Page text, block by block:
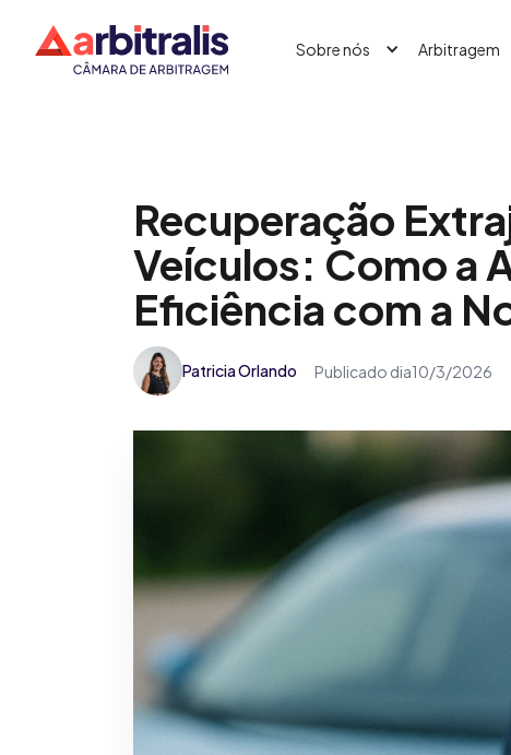
Sobre nós Arbitragem
Recuperação
Veículos: Como a
Eficiência com a
Patricia Orlando Publicado dia10/3/2026